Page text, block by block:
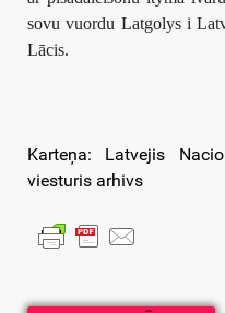
sovu vuordu Latgolys i
Lācis.
Karteņa: Latvejis
viesturis arhivs